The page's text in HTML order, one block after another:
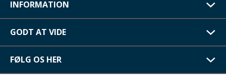
INFORMATION
GODT AT VIDE
FØLG OS HER